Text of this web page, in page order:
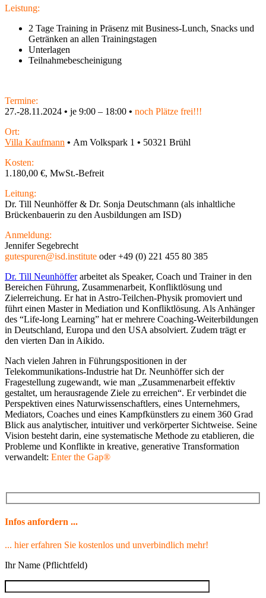
Leistung:
2 Tage Training in Präsenz mit Business-Lunch, Snacks und
Getränken an allen Trainingstagen
Unterlagen
Teilnahmebescheinigung
Termine:
27.-28.11.2024 • je 9:00 – 18:00 • noch Plätze frei!!!
Ort:
Villa Kaufmann • Am Volkspark 1 • 50321 Brühl
Kosten:
1.180,00 €, MwSt.-Befreit
Leitung:
Dr. Till Neunhöffer & Dr. Sonja Deutschmann (als inhaltliche
Brückenbauerin zu den Ausbildungen am ISD)
Anmeldung:
Jennifer Segebrecht
gutespuren@isd.institute oder +49 (0) 221 455 80 385
Dr. Till Neunhöfferarbeitet als Speaker, Coach und Trainer in den
Bereichen Führung, Zusammenarbeit, Konfliktlösung und
Zielerreichung. Er hat in Astro-Teilchen-Physik promoviert und
führt einen Master in Mediation und Konfliktlösung. Als Anhänger
des “Life-long Learning” hat er mehrere Coaching-Weiterbildungen
in Deutschland, Europa und den USA absolviert. Zudem trägt er
den vierten Dan in Aikido.
Nach vielen Jahren in Führungspositionen in der
Telekommunikations-Industrie hat Dr. Neunhöffer sich der
Fragestellung zugewandt, wie man „Zusammenarbeit effektiv
gestaltet, um herausragende Ziele zu erreichen“. Er verbindet die
Perspektiven eines Naturwissenschaftlers, eines Unternehmers,
Mediators, Coaches und eines Kampfkünstlers zu einem 360 Grad
Blick aus analytischer, intuitiver und verkörperter Sichtweise. Seine
Vision besteht darin, eine systematische Methode zu etablieren, die
Probleme und Konflikte in kreative, generative Transformation
verwandelt: Enter the Gap®
Infos anfordern ...
... hier erfahren Sie kostenlos und unverbindlich mehr!
Ihr Name (Pflichtfeld)